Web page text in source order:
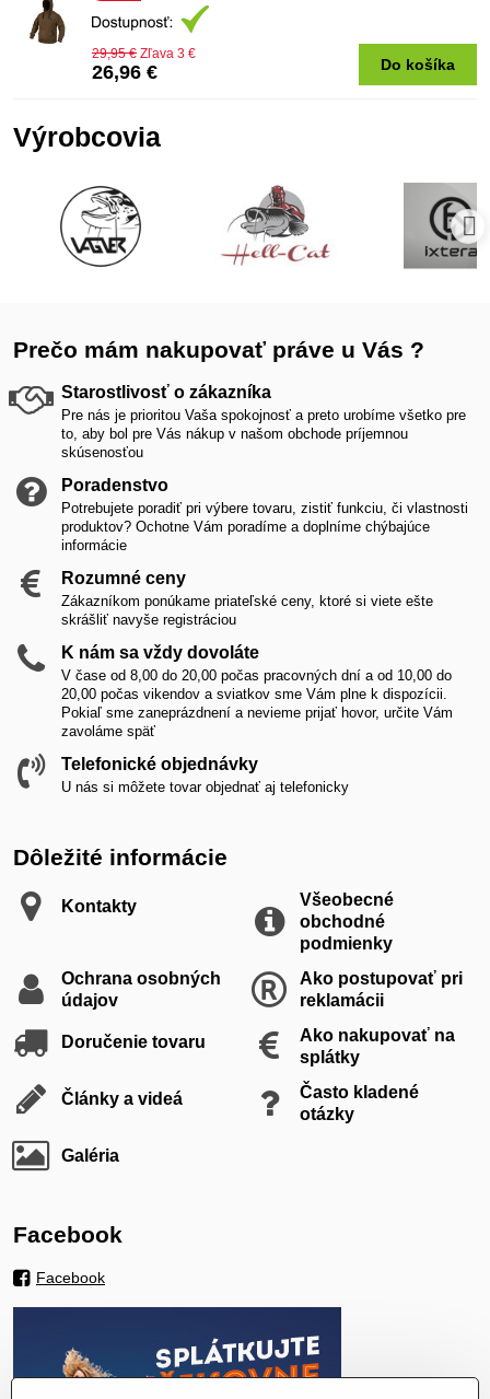
26,96 €
29,95 € Zľava 3 €
Do košíka
Výrobcovia
Prečo mám nakupovať práve u Vás ?
Starostlivosť o zákazníka
Pre nás je prioritou Vaša spokojnosť a preto urobíme všetko pre
to, aby bol pre Vás nákup v našom obchode príjemnou
skúsenosťou
Poradenstvo
Potrebujete poradiť pri výbere tovaru, zistiť funkciu, či vlastnosti
produktov? Ochotne Vám poradíme a doplníme chýbajúce
informácie
Rozumné ceny
Zákazníkom ponúkame priateľské ceny, ktoré si viete ešte
skrášliť navyše registráciou
K nám sa vždy dovoláte
V čase od 8,00 do 20,00 počas pracovných dní a od 10,00 do
20,00 počas vikendov a sviatkov sme Vám plne k dispozícii.
Pokiaľ sme zaneprázdnení a nevieme prijať hovor, určite Vám
zavoláme späť
Telefonické objednávky
U nás si môžete tovar objednať aj telefonicky
Dôležité informácie
Kontakty
Všeobecné
obchodné
podmienky
Ochrana osobných
údajov
Ako postupovať pri
reklamácii
Doručenie tovaru
Ako nakupovať na
splátky
Články a videá
Často kladené
otázky
Galéria
Facebook
Facebook